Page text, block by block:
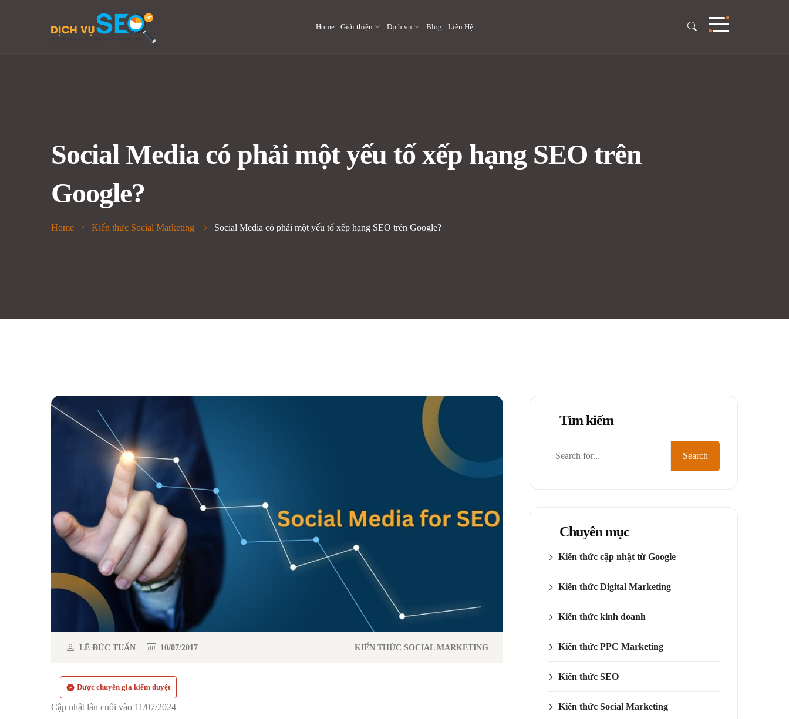
Home Giới thiệu Dịch vụ Blog Liên Hệ
Social Media có phải một yếu tố xếp hạng SEO trên
Google?
Home Kiến thức Social Marketing Social Media có phải một yếu tố xếp hạng SEO trên Google?
LÊ ĐỨC TUẤN 10/07/2017 KIẾN THỨC SOCIAL MARKETING
Được chuyên gia kiểm duyệt
Cập nhật lần cuối vào 11/07/2024
Tìm kiếm
Search
Chuyên mục
Kiến thức cập nhật từ Google
Kiến thức Digital Marketing
Kiến thức kinh doanh
Kiến thức PPC Marketing
Kiến thức SEO
Kiến thức Social Marketing